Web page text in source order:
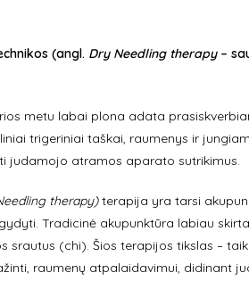
(angl. Dry Needling therapy–
metu labai plona adata
trigeriniai taškai, raumenys ir
judamojo atramos aparato sutrikimus.
therapy)terapija yra tarsi
Tradicinė akupunktūra labiau
srautus (chi). Šios terapijos tikslas –
raumenų atpalaidavimui, didinant